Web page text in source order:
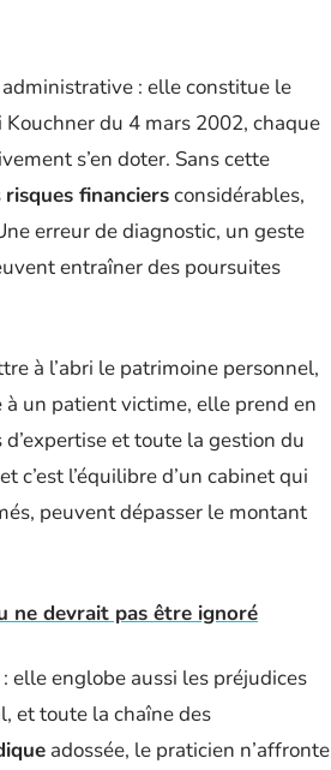
: elle constitue le
du 4 mars 2002, chaque
s’en doter. Sans cette
risques financiersconsidérables,
erreur de diagnostic, un geste
entraîner des poursuites
à l’abri le patrimoine personnel,
un patient victime, elle prend en
et toute la gestion du
l’équilibre d’un cabinet qui
peuvent dépasser le montant
ne devrait pas être ignoré
: elle englobe aussi les préjudices
et toute la chaîne des
adossée, le praticien n’affronte